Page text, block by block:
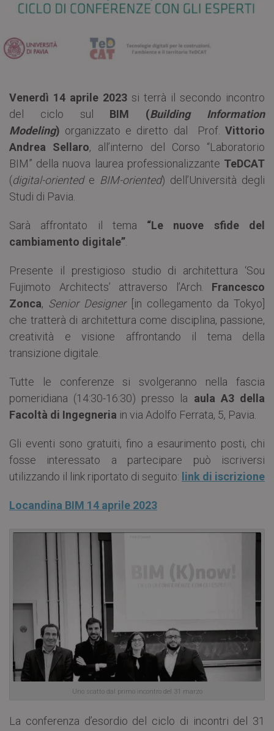
Venerdì 14 aprile 2023 si terrà il secondo incontro
del ciclo sul BIM (Building Information
Modeling) organizzato e diretto dal Prof. Vittorio
Andrea Sellaro, all’interno del Corso “Laboratorio
BIM” della nuova laurea professionalizzante TeDCAT
(digital-orientede BIM-oriented) dell’Università degli
Studi di Pavia.
Sarà affrontato il tema “Le nuove sfide del
cambiamento digitale”
Presente il prestigioso studio di architettura ‘Sou
Fujimoto Architects’ attraverso l’Arch. Francesco
Zonca, Senior Designer[in collegamento da Tokyo]
che tratterà di architettura come disciplina, passione,
creatività e visione affrontando il tema della
transizione digitale.
Tutte le conferenze si svolgeranno nella fascia
pomeridiana (14:30-16:30) presso la aula A3 della
Facoltà di Ingegneria in via Adolfo Ferrata, 5, Pavia.
Gli eventi sono gratuiti, fino a esaurimento posti, chi
fosse interessato a partecipare può iscriversi
utilizzando il link riportato di seguito: link di iscrizione
Locandina BIM 14 aprile 2023
Uno scatto dal primo incontro del 31 marzo
La conferenza d’esordio del ciclo di incontri del 31